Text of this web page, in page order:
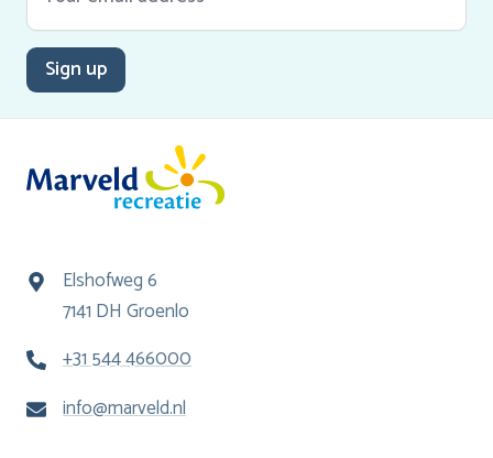
Sign up
Elshofweg 6
7141 DH Groenlo
+31 544 466000
info@marveld.nl